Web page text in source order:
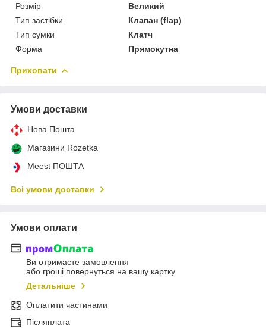
Розмір
Великий
Тип застібки
Клапан (flap)
Тип сумки
Клатч
Форма
Прямокутна
Приховати
Умови доставки
Нова Пошта
Магазини Rozetka
Meest ПОШТА
Всі умови доставки
Умови оплати
Ви отримаєте замовлення
або гроші повернуться на вашу картку
Детальніше
Оплатити частинами
Післяплата